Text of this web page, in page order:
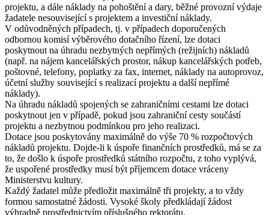
projektu, a dále náklady na pohoštění a dary, běžné provozní výdaje
žadatele nesouvisející s projektem a investiční náklady.
V odůvodněných případech, tj. v případech doporučených
odbornou komisí výběrového dotačního řízení, lze dotaci
poskytnout na úhradu nezbytných nepřímých (režijních) nákladů
(např. na nájem kancelářských prostor, nákup kancelářských potřeb,
poštovné, telefony, poplatky za fax, internet, náklady na autoprovoz,
účetní služby související s realizací projektu a další nepřímé
náklady).
Na úhradu nákladů spojených se zahraničními cestami lze dotaci
poskytnout jen v případě, pokud jsou zahraniční cesty součástí
projektu a nezbytnou podmínkou pro jeho realizaci.
Dotace jsou poskytovány maximálně do výše 70 % rozpočtových
nákladů projektu. Dojde-li k úspoře finančních prostředků, má se za
to, že došlo k úspoře prostředků státního rozpočtu, z toho vyplývá,
že uspořené prostředky musí být příjemcem dotace vráceny
Ministerstvu kultury.
Každý žadatel může předložit maximálně tři projekty, a to vždy
formou samostatné žádosti. Vysoké školy předkládají žádost
výhradně prostřednictvím příslušného rektorátu.